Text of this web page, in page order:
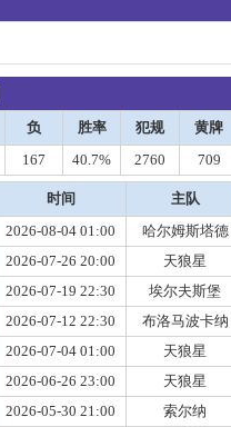
负 胜率 犯规 黄牌
167 40.7% 2760 709
时间 主队
2026-08-04 01:00 哈尔姆斯塔德
2026-07-26 20:00 天狼星
2026-07-19 22:30 埃尔夫斯堡
2026-07-12 22:30 布洛马波卡纳
2026-07-04 01:00 天狼星
2026-06-26 23:00 天狼星
2026-05-30 21:00 索尔纳